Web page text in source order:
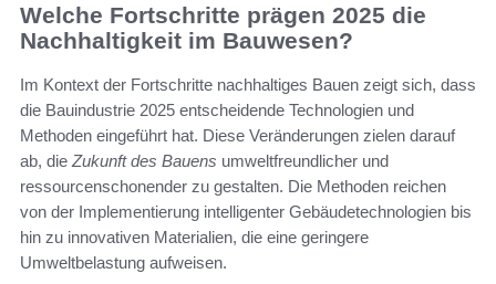
Welche Fortschritte prägen 2025 die
Nachhaltigkeit im Bauwesen?
Im Kontext der Fortschritte nachhaltiges Bauen zeigt sich, dass
die Bauindustrie 2025 entscheidende Technologien und
Methoden eingeführt hat. Diese Veränderungen zielen darauf
ab, die Zukunft des Bauens umweltfreundlicher und
ressourcenschonender zu gestalten. Die Methoden reichen
von der Implementierung intelligenter Gebäudetechnologien bis
hin zu innovativen Materialien, die eine geringere
Umweltbelastung aufweisen.